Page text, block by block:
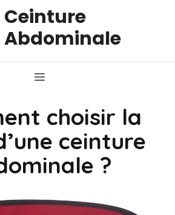
Ceinture
Abdominale
Menu
choisir la
ceinture
?